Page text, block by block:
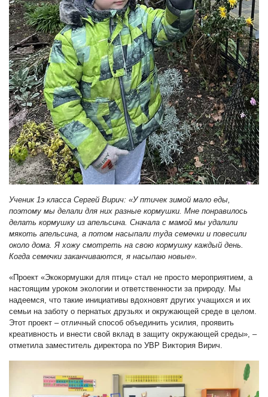
Ученик 1э класса Сергей Вирич: «У птичек зимой мало еды,
поэтому мы делали для них разные кормушки. Мне понравилось
делать кормушку из апельсина. Сначала с мамой мы удалили
мякоть апельсина, а потом насыпали туда семечки и повесили
около дома. Я хожу смотреть на свою кормушку каждый день.
Когда семечки заканчиваются, я насыпаю новые».
«Проект «Экокормушки для птиц» стал не просто мероприятием, а
настоящим уроком экологии и ответственности за природу. Мы
надеемся, что такие инициативы вдохновят других учащихся и их
семьи на заботу о пернатых друзьях и окружающей среде в целом.
Этот проект – отличный способ объединить усилия, проявить
креативность и внести свой вклад в защиту окружающей среды», –
отметила заместитель директора по УВР Виктория Вирич.